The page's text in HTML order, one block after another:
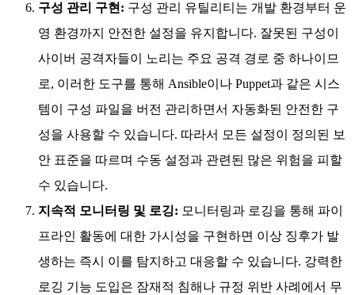
구성 관리 구현: 구성 관리 유틸리티는 개발 환경부터 운
영 환경까지 안전한 설정을 유지합니다. 잘못된 구성이
사이버 공격자들이 노리는 주요 공격 경로 중 하나이므
로, 이러한 도구를 통해 Ansible이나 Puppet과 같은 시스
템이 구성 파일을 버전 관리하면서 자동화된 안전한 구
성을 사용할 수 있습니다. 따라서 모든 설정이 정의된 보
안 표준을 따르며 수동 설정과 관련된 많은 위험을 피할
수 있습니다.
지속적 모니터링 및 로깅: 모니터링과 로깅을 통해 파이
프라인 활동에 대한 가시성을 구현하면 이상 징후가 발
생하는 즉시 이를 탐지하고 대응할 수 있습니다. 강력한
로깅 기능 도입은 잠재적 침해나 규정 위반 사례에서 무